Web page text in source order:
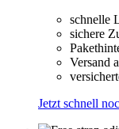
schnelle
sichere
Versand
Jetzt schnell